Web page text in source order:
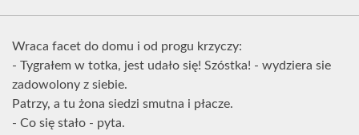
Wraca facet do domu i od progu krzyczy:
- Tygrałem w totka, jest udało się! Szóstka! - wydziera sie
zadowolony z siebie.
Patrzy, a tu żona siedzi smutna i płacze.
- Co się stało - pyta.